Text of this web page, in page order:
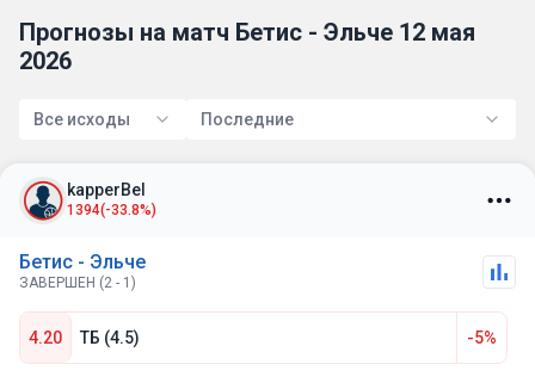
Прогнозы на матч Бетис - Эльче 12 мая
2026
Все исходы Последние
kapperBel
1394(-33.8%)
Бетис - Эльче
ЗАВЕРШЕН (2 - 1)
4.20 ТБ (4.5) -5%